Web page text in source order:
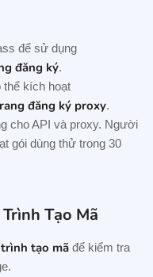
để sử dụng
đăng ký.
thể kích hoạt
đăng ký proxy.
cho API và proxy. Người
gói dùng thử trong 30
Tạo Mã
trình tạo mã để kiểm tra